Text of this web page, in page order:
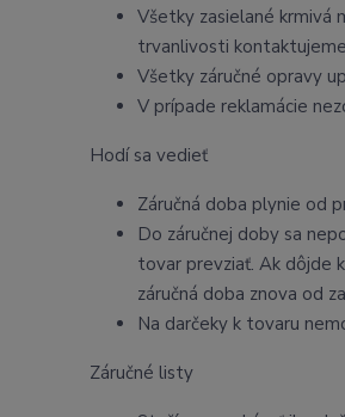
Všetky zasielané krmivá
trvanlivosti
Všetky záručné opravy
V prípade reklamácie
Hodí sa vedieť
Záručná doba plynie od
Do záručnej doby sa
tovar prevziať. Ak dôjde
záručná doba znova od
Na darčeky k tovaru
Záručné listy